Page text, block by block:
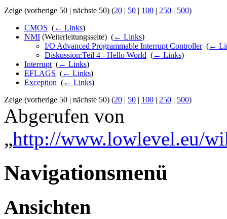
Zeige (vorherige 50 | nächste 50) (20 | 50 | 100 | 250 | 500)
CMOS (← Links)
NMI (Weiterleitungsseite) ‎ (← Links)
I/O Advanced Programmable Interrupt Controller‎ (←
Diskussion:Teil 4 - Hello World (← Links)
Interrupt (← Links)
EFLAGS (← Links)
Exception (← Links)
Zeige (vorherige 50 | nächste 50) (20 | 50 | 100 | 250 | 500)
Abgerufen von
„http://www.lowlevel.eu/
Navigationsmenü
Ansichten